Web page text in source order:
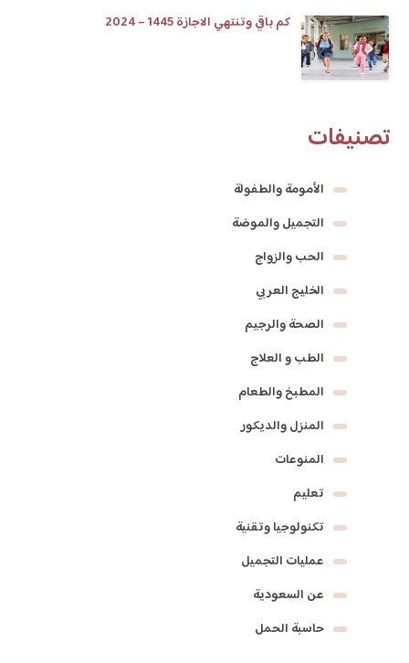
كم باقي وتنتهي الاجازة 1445 – 2024
تصنيفات
الأمومة والطفولة
التجميل والموضة
الحب والزواج
الخليج العربي
الصحة والرجيم
الطب و العلاج
المطبخ والطعام
المنزل والديكور
المنوعات
تعليم
تكنولوجيا وتقنية
عمليات التجميل
عن السعودية
حاسبة الحمل